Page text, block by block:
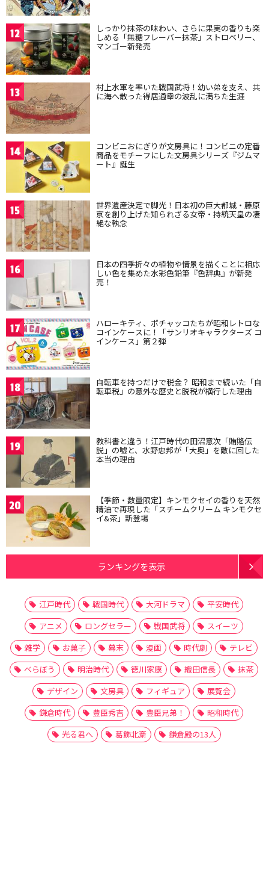
12 しっかり抹茶の味わい、さらに果実の香りも楽
しめる「無糖フレーバー抹茶」ストロベリー、
マンゴー新発売
13 村上水軍を率いた戦国武将！幼い弟を支え、共
に海へ散った得居通幸の波乱に満ちた生涯
14 コンビニおにぎりが文房具に！コンビニの定番
商品をモチーフにした文房具シリーズ『ジムマ
ート』誕生
15 世界遺産決定で脚光！日本初の巨大都城・藤原
京を創り上げた知られざる女帝・持統天皇の凄
絶な執念
16 日本の四季折々の植物や情景を描くことに相応
しい色を集めた水彩色鉛筆『色辞典』が新発
売！
17 ハローキティ、ポチャッコたちが昭和レトロな
コインケースに！「サンリオキャラクターズ コ
インケース」第２弾
18 自転車を持つだけで税金？ 昭和まで続いた「自
転車税」の意外な歴史と脱税が横行した理由
19 教科書と違う！江戸時代の田沼意次「賄賂伝
説」の嘘と、水野忠邦が「大奥」を敵に回した
本当の理由
20 【季節・数量限定】キンモクセイの香りを天然
精油で再現した「スチームクリーム キンモクセ
イ&茶」新登場
ランキングを表示
江戸時代 戦国時代 大河ドラマ
平安時代
アニメ
ロングセラー 戦国武将
スイーツ
雑学
お菓子 幕末 漫画 時代劇
テレビ
べらぼう
明治時代 徳川家康 織田信長
抹茶
デザイン
文房具 フィギュア
展覧会
鎌倉時代
豊臣秀吉 豊臣兄弟！
昭和時代
光る君へ
葛飾北斎 鎌倉殿の13人